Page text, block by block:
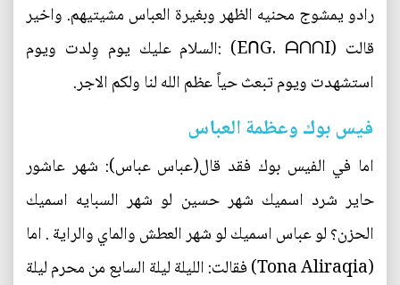
رادو يمشوج محنيه الظهر وبغيرة العباس مشيتيهم. واخير
قالت (EᑎG. ᗩᑎᑎI) :السلام عليك يوم وِلدت ويوم
استشهدت ويوم تبعث حياً عظم الله لنا ولكم الاجر.
فيس بوك وعظمة العباس
اما في الفيس بوك فقد قال(عباس عباس): شهر عاشور
حاير شرد اسميك شهر حسين لو شهر السبايه اسميك
الحزن؟ لو عباس اسميك لو شهر العطش والماي والراية . اما
(Tona Aliraqia‏) فقالت: الليلة ليلة السابع من محرم ليلة